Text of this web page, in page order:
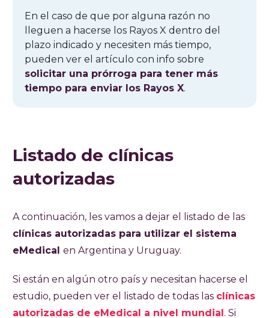
En el caso de que por alguna razón no
lleguen a hacerse los Rayos X dentro del
plazo indicado y necesiten más tiempo,
pueden ver el artículo con info sobre
solicitar una prórroga para tener más
tiempo para enviar los Rayos X.
Listado de clínicas
autorizadas
A continuación, les vamos a dejar el listado de las
clínicas autorizadas para utilizar el sistema
eMedical en Argentina y Uruguay.
Si están en algún otro país y necesitan hacerse el
estudio, pueden ver el listado de todas las clínicas
autorizadas de eMedical a nivel mundial. Si